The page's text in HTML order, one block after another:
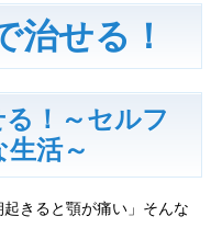
治せる！
！～セルフ
活～
起きると顎が痛い」そんな